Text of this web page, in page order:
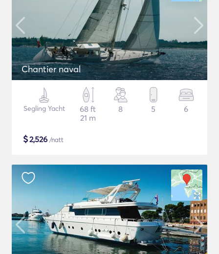
Chantier naval
Segling Yacht
68 ft
21 m
8 5 6
$2,526 /natt